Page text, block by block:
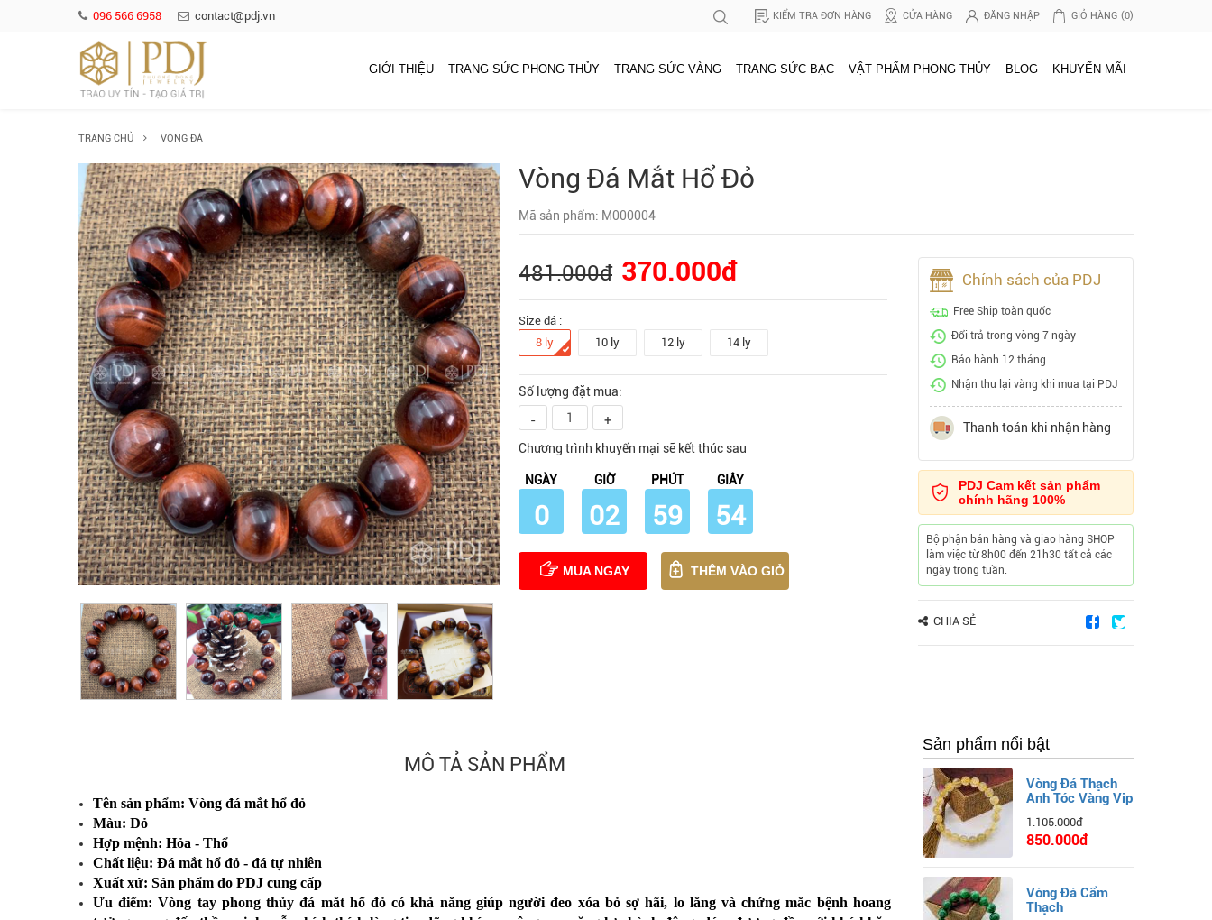
096 566 6958 contact@pdj.vn KIỂM TRA ĐƠN HÀNG CỬA HÀNG ĐĂNG NHẬP GIỎ HÀNG (0)
GIỚI THIỆU TRANG SỨC PHONG THỦY TRANG SỨC VÀNG TRANG SỨC BẠC VẬT PHẨM PHONG THỦY BLOG KHUYẾN MÃI
TRANG CHỦ VÒNG ĐÁ
Vòng Đá Mắt Hổ Đỏ
Mã sản phẩm: M000004
481.000đ 370.000đ
Size đá :
8 ly
10 ly 12 ly 14 ly
Số lượng đặt mua:
-
+
Chương trình khuyến mại sẽ kết thúc sau
NGÀY
0
GIỜ
02
PHÚT
59
GIÂY
53
MUA NGAY THÊM VÀO GIỎ
Chính sách của PDJ
Free Ship toàn quốc
Đổi trả trong vòng 7 ngày
Bảo hành 12 tháng
Nhận thu lại vàng khi mua tại PDJ
Thanh toán khi nhận hàng
PDJ Cam kết sản phẩm
chính hãng 100%
Bộ phận bán hàng và giao hàng SHOP
làm việc từ 8h00 đến 21h30 tất cả các
ngày trong tuần.
CHIA SẺ
MÔ TẢ SẢN PHẨM
Tên sản phẩm: Vòng đá mắt hổ đỏ
Màu: Đỏ
Hợp mệnh: Hỏa - Thổ
Chất liệu: Đá mắt hổ đỏ - đá tự nhiên
Xuất xứ: Sản phẩm do PDJ cung cấp
Ưu điểm: Vòng tay phong thủy đá mắt hổ đỏ có khả năng giúp người đeo xóa bỏ sợ hãi, lo lắng và chứng mắc bệnh hoang
Sản phẩm nổi bật
Vòng Đá Thạch
Anh Tóc Vàng Vip
1.105.000đ
850.000đ
Vòng Đá Cẩm
Thạch